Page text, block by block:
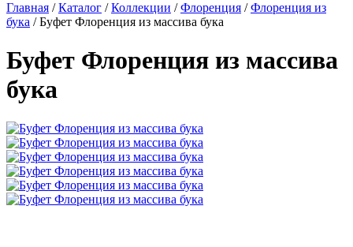
Главная / Каталог / Коллекции / Флоренция / Флоренция из
бука / Буфет Флоренция из массива бука
Буфет Флоренция из массива
бука